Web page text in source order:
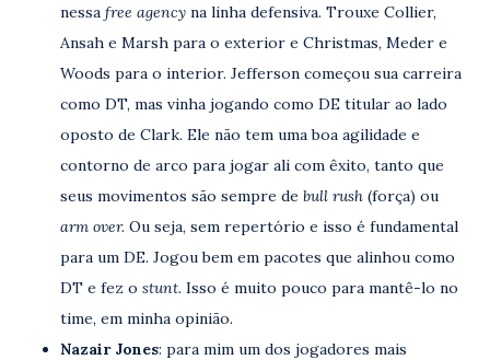
nessa free agency na linha defensiva. Trouxe Collier,
Ansah e Marsh para o exterior e Christmas, Meder e
Woods para o interior. Jefferson começou sua carreira
como DT, mas vinha jogando como DE titular ao lado
oposto de Clark. Ele não tem uma boa agilidade e
contorno de arco para jogar ali com êxito, tanto que
seus movimentos são sempre de bull rush (força) ou
arm over. Ou seja, sem repertório e isso é fundamental
para um DE. Jogou bem em pacotes que alinhou como
DT e fez o stunt. Isso é muito pouco para mantê-lo no
time, em minha opinião.
Nazair Jones: para mim um dos jogadores mais